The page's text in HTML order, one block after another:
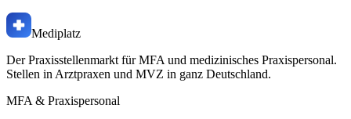
Mediplatz
Der Praxisstellenmarkt für MFA und medizinisches Praxispersonal.
Stellen in Arztpraxen und MVZ in ganz Deutschland.
MFA & Praxispersonal